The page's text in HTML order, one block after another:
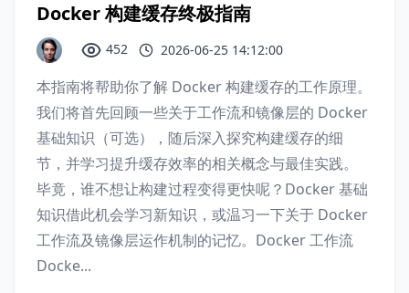
Docker 构建缓存终极指南
452 2026-06-25 14:12:00
本指南将帮助你了解 Docker 构建缓存的工作原理。
我们将首先回顾一些关于工作流和镜像层的 Docker
基础知识（可选），随后深入探究构建缓存的细
节，并学习提升缓存效率的相关概念与最佳实践。
毕竟，谁不想让构建过程变得更快呢？Docker 基础
知识借此机会学习新知识，或温习一下关于 Docker
工作流及镜像层运作机制的记忆。Docker 工作流
Docke...